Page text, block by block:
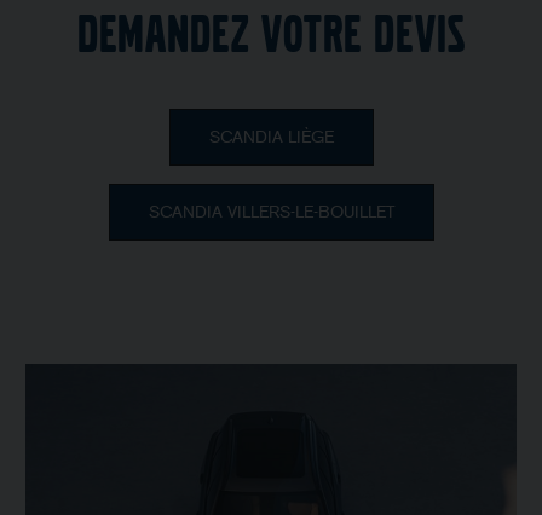
Demandez votre devis
SCANDIA LIÈGE
SCANDIA VILLERS-LE-BOUILLET